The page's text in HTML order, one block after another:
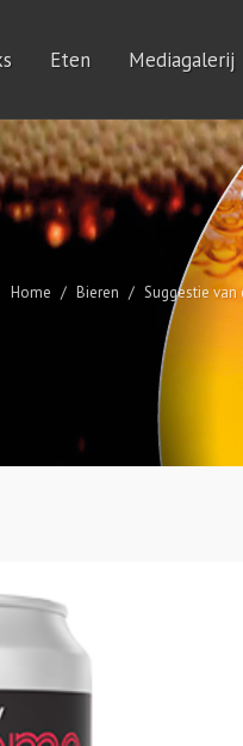
Eten Mediagalerij
Home Bieren Suggestie